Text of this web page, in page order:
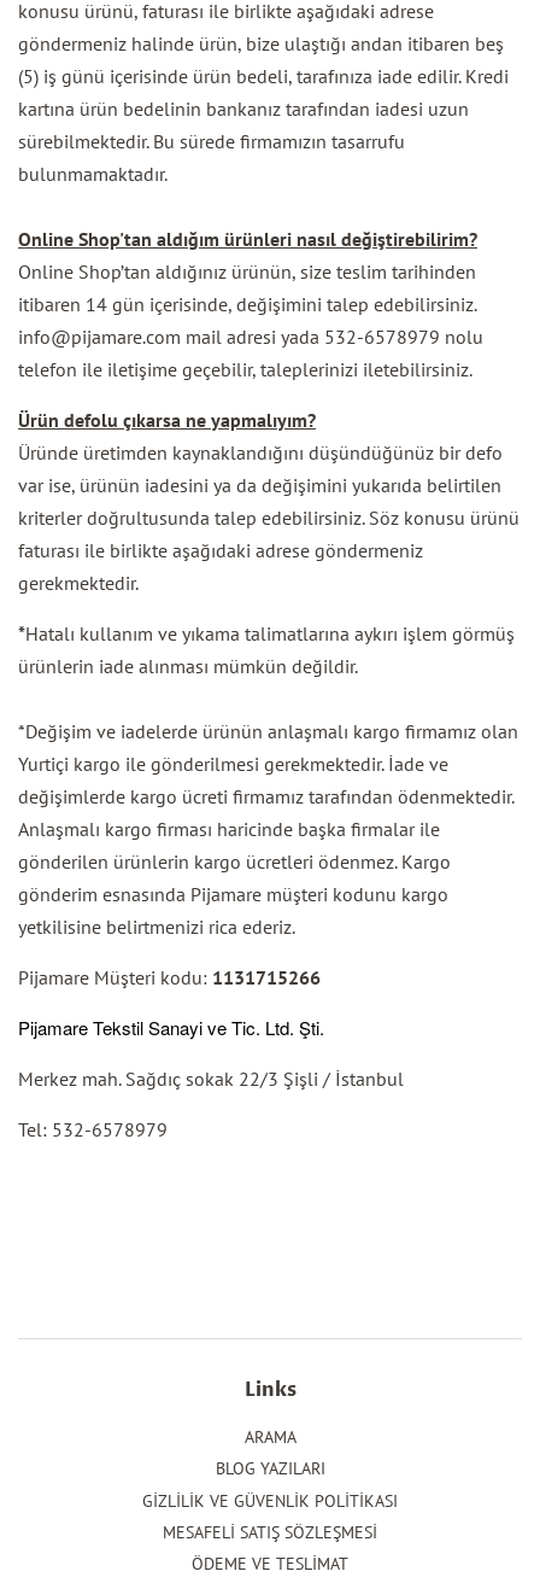
konusu ürünü, faturası ile birlikte aşağıdaki adrese
göndermeniz halinde ürün, bize ulaştığı andan itibaren beş
(5) iş günü içerisinde ürün bedeli, tarafınıza iade edilir. Kredi
kartına ürün bedelinin bankanız tarafından iadesi uzun
sürebilmektedir. Bu sürede firmamızın tasarrufu
bulunmamaktadır.
Online Shop'tan aldığım ürünleri nasıl değiştirebilirim?
Online Shop’tan aldığınız ürünün, size teslim tarihinden
itibaren 14 gün içerisinde, değişimini talep edebilirsiniz.
info@pijamare.com mail adresi yada 532-6578979 nolu
telefon ile iletişime geçebilir, taleplerinizi iletebilirsiniz.
Ürün defolu çıkarsa ne yapmalıyım?
Üründe üretimden kaynaklandığını düşündüğünüz bir defo
var ise, ürünün iadesini ya da değişimini yukarıda belirtilen
kriterler doğrultusunda talep edebilirsiniz. Söz konusu ürünü
faturası ile birlikte aşağıdaki adrese göndermeniz
gerekmektedir.
*Hatalı kullanım ve yıkama talimatlarına aykırı işlem görmüş
ürünlerin iade alınması mümkün değildir.
*Değişim ve iadelerde ürünün anlaşmalı kargo firmamız olan
Yurtiçi kargo ile gönderilmesi gerekmektedir. İade ve
değişimlerde kargo ücreti firmamız tarafından ödenmektedir.
Anlaşmalı kargo firması haricinde başka firmalar ile
gönderilen ürünlerin kargo ücretleri ödenmez. Kargo
gönderim esnasında Pijamare müşteri kodunu kargo
yetkilisine belirtmenizi rica ederiz.
Pijamare Müşteri kodu: 1131715266
Pijamare Tekstil Sanayi ve Tic. Ltd. Şti.
Merkez mah. Sağdıç sokak 22/3 Şişli / İstanbul
Tel: 532-6578979
Links
ARAMA
BLOG YAZILARI
GİZLİLİK VE GÜVENLİK POLİTİKASI
MESAFELİ SATIŞ SÖZLEŞMESİ
ÖDEME VE TESLİMAT